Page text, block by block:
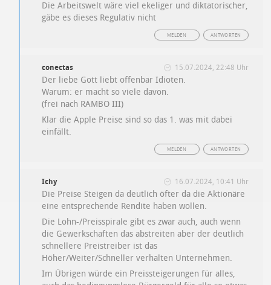
Die Arbeitswelt wäre viel ekeliger und diktatorischer,
gäbe es dieses Regulativ nicht
ANTWORTEN
MELDEN
conectas 15.07.2024, 22:48 Uhr
Der liebe Gott liebt offenbar Idioten.
Warum: er macht so viele davon.
(frei nach RAMBO III)
Klar die Apple Preise sind so das 1. was mit dabei
einfällt.
ANTWORTEN
MELDEN
Ichy 16.07.2024, 10:41 Uhr
Die Preise Steigen da deutlich öfter da die Aktionäre
eine entsprechende Rendite haben wollen.
Die Lohn-/Preisspirale gibt es zwar auch, auch wenn
die Gewerkschaften das abstreiten aber der deutlich
schnellere Preistreiber ist das
Höher/Weiter/Schneller verhalten Unternehmen.
Im Übrigen würde ein Preissteigerungen für alles,